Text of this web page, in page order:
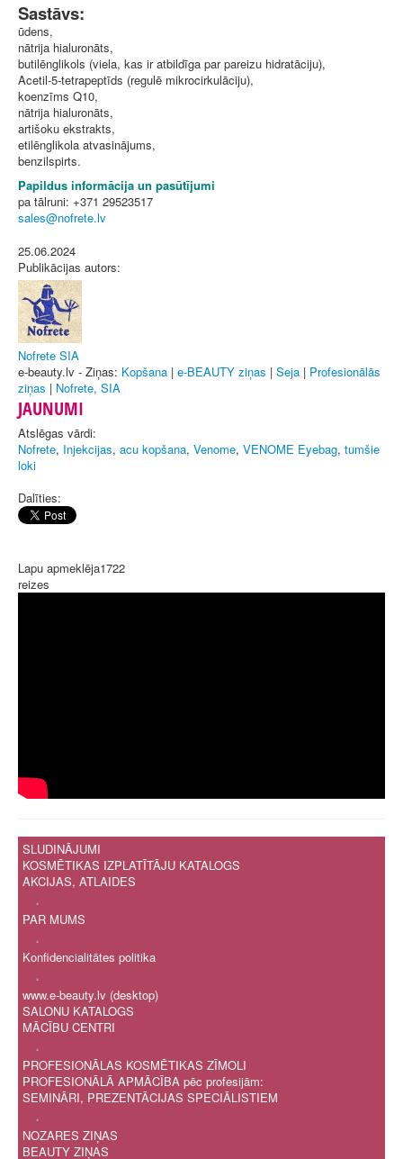
Sastāvs:
ūdens,
nātrija hialuronāts,
butilēnglikols (viela, kas ir atbildīga par pareizu hidratāciju),
Acetil-5-tetrapeptīds (regulē mikrocirkulāciju),
koenzīms Q10,
nātrija hialuronāts,
artišoku ekstrakts,
etilēnglikola atvasinājums,
benzilspirts.
Papildus informācija un pasūtījumi
pa tālruni: +371 29523517
25.06.2024
Publikācijas autors:
Nofrete SIA
e-beauty.lv - Ziņas: Kopšana | e-BEAUTY ziņas | Seja | Profesionālās
ziņas | Nofrete, SIA
JAUNUMI
Atslēgas vārdi:
Nofrete, Injekcijas, acu kopšana, Venome, VENOME Eyebag, tumšie
loki
Dalīties:
Lapu apmeklēja1722
reizes
SLUDINĀJUMI
KOSMĒTIKAS IZPLATĪTĀJU KATALOGS
AKCIJAS, ATLAIDES
.
PAR MUMS
.
Konfidencialitātes politika
.
www.e-beauty.lv (desktop)
SALONU KATALOGS
MĀCĪBU CENTRI
.
PROFESIONĀLAS KOSMĒTIKAS ZĪMOLI
PROFESIONĀLĀ APMĀCĪBA pēc profesijām:
SEMINĀRI, PREZENTĀCIJAS SPECIĀLISTIEM
.
NOZARES ZIŅAS
BEAUTY ZIŅAS